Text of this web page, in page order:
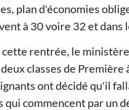
plan d'économies
à 30 voire 32 et dans
cette rentrée, le
classes de Première
ont décidé qu'il
qui commencent par un